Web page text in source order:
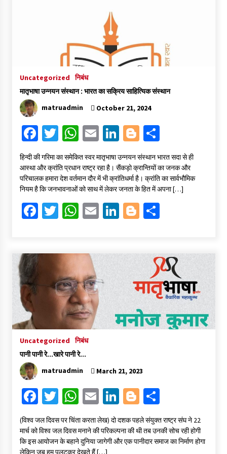
April 8, 2023
पत्रकारिता की राजधानी का हस्ताक्षर इंदौर प्रेस क्लब
April 8, 2023
हिन्दी कवि सम्मेलन आज भी अकेला है ओम जी के बिना….
July 7, 2023
Uncategorized निबंध
मातृभाषा उन्नयन संस्थान : भारत का सक्रिय साहित्यिक संस्थान
matruadmin
October 21, 2024
Fa
ce
b
o
o
k
T
wi
tt
er
W
at
sA
p
p
E
ai
l
Li
ke
dI
n
Bl
o
gg
er
S
ar
e
हिन्दी की गरिमा का समेकित स्वर मातृभाषा उन्नयन संस्थान भारत सदा से ही
आस्था और क्रांति प्रधान राष्ट्र रहा है। सैंकड़ो क्रान्तियों का जनक और
परिचालक हमारा देश वर्तमान दौर में भी क्रांतिधर्मा है। क्रांति का सार्वभौमिक
नियम है कि जनभावनाओं को साथ में लेकर जनता के हित में अपना […]
Fa
o
k
T
er
W
sA
p
p
E
l
Li
dI
Bl
er
S
e
Uncategorized निबंध
पानी पानी रे…खारे पानी रे…
matruadmin
March 21, 2023
Fa
ce
b
o
T
wi
tt
er
W
at
sA
E
m
ai
l
Li
ke
dI
Bl
o
gg
er
S
ar
e
(विश्व जल दिवस पर चिंता करता लेख) दो दशक पहले संयुक्त राष्ट्र संघ ने 22
मार्च को विश्व जल दिवस मनाने की परिकल्पना की थी तब उनकी सोच रही होगी
कि इस आयोजन के बहाने दुनिया जागेगी और एक पानीदार समाज का निर्माण होगा
लेकिन जब हम पलटकर देखते हैं […]